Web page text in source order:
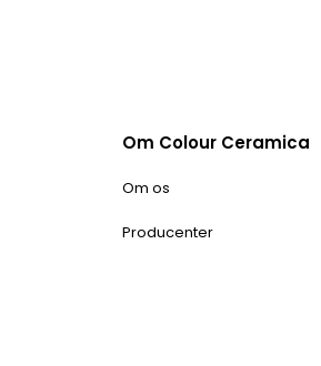
Om Colour Ceramica
Om os
Producenter